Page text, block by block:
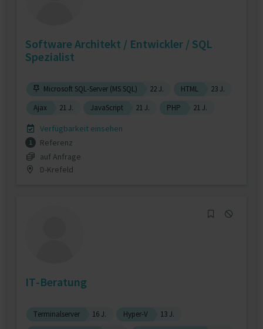
Software Architekt / Entwickler / SQL
Spezialist
Microsoft SQL-Server (MS SQL) 22 J. HTML
23 J.
Ajax
21 J. JavaScript 21 J. PHP 21 J.
Verfügbarkeit einsehen
1
Referenz
auf Anfrage
D-Krefeld
IT-Beratung
Terminalserver 16 J. Hyper-V
13 J.